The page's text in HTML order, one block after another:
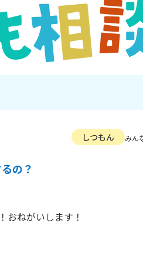
しつもん みん
の？
おねがいします！